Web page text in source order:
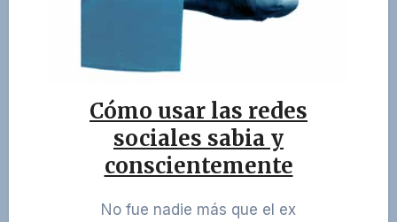
Cómo usar las redes
sociales sabia y
conscientemente
No fue nadie más que el ex